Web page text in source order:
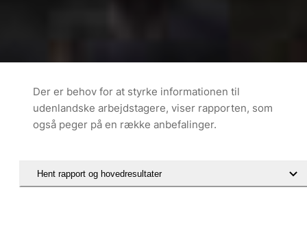
Der er behov for at styrke informationen til
udenlandske arbejdstagere, viser rapporten, som
også peger på en række anbefalinger.
Hent rapport og hovedresultater
Hent rapport og hovedresultater